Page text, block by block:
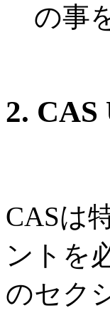
の事
2. CAS
CASは
ントを
のセク